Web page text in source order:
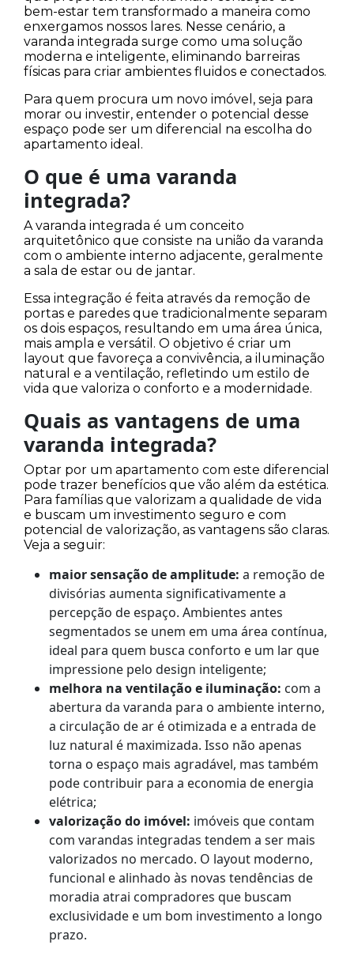
bem-estar tem transformado a maneira como
enxergamos nossos lares. Nesse cenário, a
varanda integrada surge como uma solução
moderna e inteligente, eliminando barreiras
físicas para criar ambientes fluidos e conectados.
Para quem procura um novo imóvel, seja para
morar ou investir, entender o potencial desse
espaço pode ser um diferencial na escolha do
apartamento ideal.
O que é uma varanda
integrada?
A varanda integrada é um conceito
arquitetônico que consiste na união da varanda
com o ambiente interno adjacente, geralmente
a sala de estar ou de jantar.
Essa integração é feita através da remoção de
portas e paredes que tradicionalmente separam
os dois espaços, resultando em uma área única,
mais ampla e versátil. O objetivo é criar um
layout que favoreça a convivência, a iluminação
natural e a ventilação, refletindo um estilo de
vida que valoriza o conforto e a modernidade.
Quais as vantagens de uma
varanda integrada?
Optar por um apartamento com este diferencial
pode trazer benefícios que vão além da estética.
Para famílias que valorizam a qualidade de vida
e buscam um investimento seguro e com
potencial de valorização, as vantagens são claras.
Veja a seguir:
maior sensação de amplitude: a remoção de
divisórias aumenta significativamente a
percepção de espaço. Ambientes antes
segmentados se unem em uma área contínua,
ideal para quem busca conforto e um lar que
impressione pelo design inteligente;
melhora na ventilação e iluminação: com a
abertura da varanda para o ambiente interno,
a circulação de ar é otimizada e a entrada de
luz natural é maximizada. Isso não apenas
torna o espaço mais agradável, mas também
pode contribuir para a economia de energia
elétrica;
valorização do imóvel: imóveis que contam
com varandas integradas tendem a ser mais
valorizados no mercado. O layout moderno,
funcional e alinhado às novas tendências de
moradia atrai compradores que buscam
exclusividade e um bom investimento a longo
prazo.